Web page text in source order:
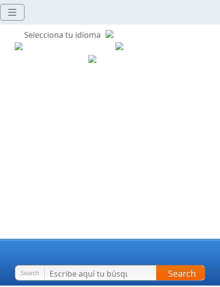
Selecciona tu idioma
Search Search